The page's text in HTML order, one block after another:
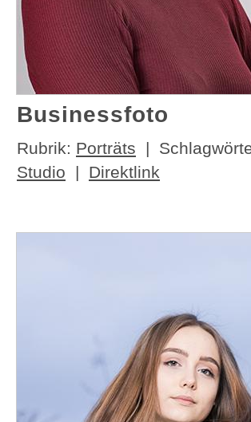
Businessfoto
Rubrik: Porträts |
Studio | Direktlink